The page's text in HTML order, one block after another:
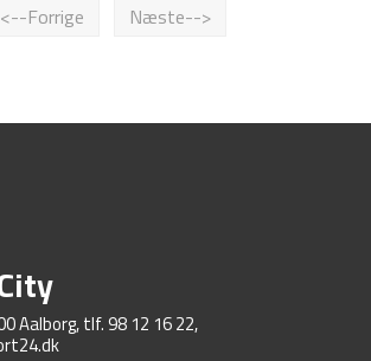
<--Forrige
Næste-->
Aalborg, tlf. 98 12 16 22,